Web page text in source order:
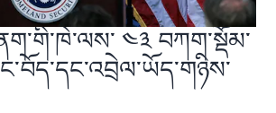
༤༣ བཀག་སྡོམ་